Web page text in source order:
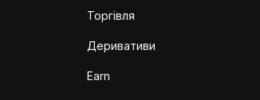
Торгівля
Деривативи
Earn